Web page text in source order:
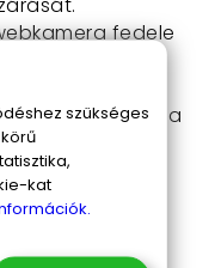
fedele
nyitható
eltávolítható a
legtöbb
asztali
PC-hez és
szükséges
kat